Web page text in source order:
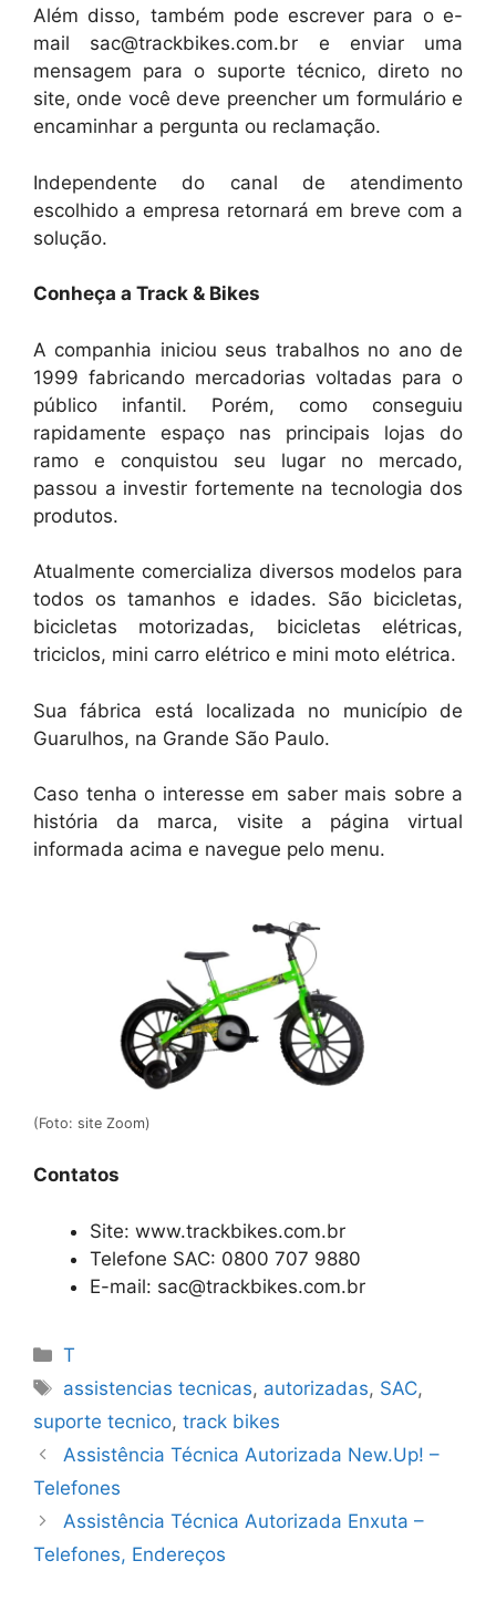
Além disso, também pode escrever para o e-
mail sac@trackbikes.com.br e enviar uma
mensagem para o suporte técnico, direto no
site, onde você deve preencher um formulário e
encaminhar a pergunta ou reclamação.
Independente do canal de atendimento
escolhido a empresa retornará em breve com a
solução.
Conheça a Track & Bikes
A companhia iniciou seus trabalhos no ano de
1999 fabricando mercadorias voltadas para o
público infantil. Porém, como conseguiu
rapidamente espaço nas principais lojas do
ramo e conquistou seu lugar no mercado,
passou a investir fortemente na tecnologia dos
produtos.
Atualmente comercializa diversos modelos para
todos os tamanhos e idades. São bicicletas,
bicicletas motorizadas, bicicletas elétricas,
triciclos, mini carro elétrico e mini moto elétrica.
Sua fábrica está localizada no município de
Guarulhos, na Grande São Paulo.
Caso tenha o interesse em saber mais sobre a
história da marca, visite a página virtual
informada acima e navegue pelo menu.
(Foto: site Zoom)
Contatos
Site: www.trackbikes.com.br
Telefone SAC: 0800 707 9880
E-mail: sac@trackbikes.com.br
Categorias
T
Tags
assistencias tecnicas, autorizadas, SAC,
suporte tecnico, track bikes
Assistência Técnica Autorizada New.Up! –
Telefones
Assistência Técnica Autorizada Enxuta –
Telefones, Endereços